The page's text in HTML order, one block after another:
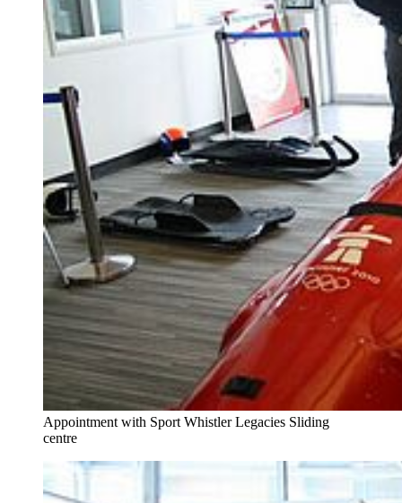
Appointment with Sport Whistler Legacies Sliding
centre